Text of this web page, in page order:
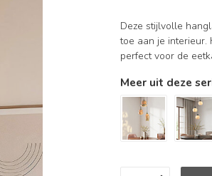
Deze stijlvolle
toe aan je interieur.
perfect voor de
Meer uit deze